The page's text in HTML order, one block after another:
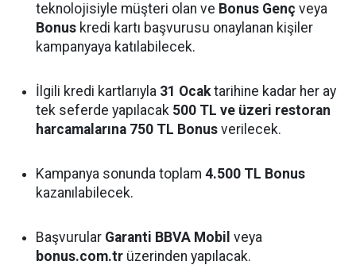
teknolojisiyle müşteri olan ve Bonus Genç veya
Bonus kredi kartı başvurusu onaylanan kişiler
kampanyaya katılabilecek.
İlgili kredi kartlarıyla 31 Ocaktarihine kadar her ay
tek seferde yapılacak 500 TL ve üzeri restoran
harcamalarına 750 TL Bonus verilecek.
Kampanya sonunda toplam 4.500 TL Bonus
kazanılabilecek.
Başvurular Garanti BBVA Mobil veya
bonus.com.tr üzerinden yapılacak.